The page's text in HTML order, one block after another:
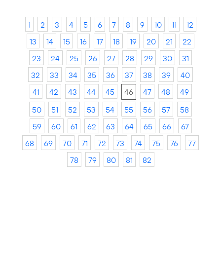
1 2 3 4 5 6 7 8 9 10 11
12
13
14 15 16 17 18 19 20 21
22
23
24 25 26 27 28 29 30
31
32
33 34 35 36 37 38 39
40
41
42 43 44 45 46 47 48
49
50
51 52 53 54 55 56 57
58
59
60 61 62 63 64 65 66
67
68
69 70 71 72 73 74 75 76
77
78
79 80 81 82